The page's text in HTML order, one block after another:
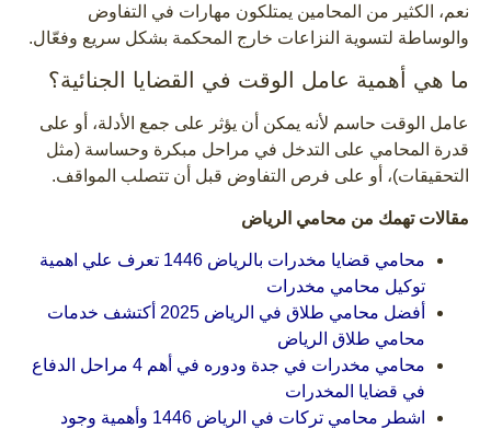
نعم، الكثير من المحامين يمتلكون مهارات في التفاوض
والوساطة لتسوية النزاعات خارج المحكمة بشكل سريع وفعّال.
ما هي أهمية عامل الوقت في القضايا الجنائية؟
عامل الوقت حاسم لأنه يمكن أن يؤثر على جمع الأدلة، أو على
قدرة المحامي على التدخل في مراحل مبكرة وحساسة (مثل
التحقيقات)، أو على فرص التفاوض قبل أن تتصلب المواقف.
مقالات تهمك من محامي الرياض
محامي قضايا مخدرات بالرياض 1446 تعرف علي اهمية
توكيل محامي مخدرات
أفضل محامي طلاق في الرياض 2025 أكتشف خدمات
محامي طلاق الرياض
محامي مخدرات في جدة ودوره في أهم 4 مراحل الدفاع
في قضايا المخدرات
اشطر محامي تركات في الرياض 1446 وأهمية وجود